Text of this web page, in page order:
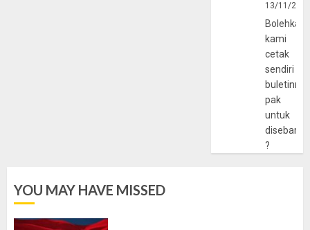
13/11/
Bolehkah
kami
cetak
sendiri
pak
untuk
?
YOU MAY HAVE MISSED